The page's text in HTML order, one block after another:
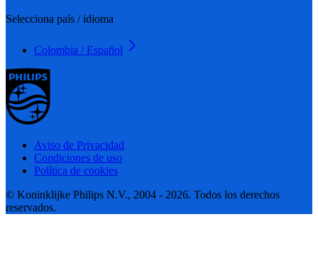
Selecciona país / idioma
Colombia / Español
Aviso de Privacidad
Condiciones de uso
Política de cookies
© Koninklijke Philips N.V., 2004 - 2026. Todos los derechos
reservados.